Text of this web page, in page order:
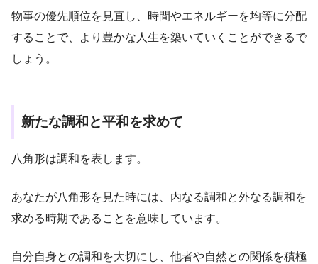
物事の優先順位を見直し、時間やエネルギーを均等に分配
することで、より豊かな人生を築いていくことができるで
しょう。
新たな調和と平和を求めて
八角形は調和を表します。
あなたが八角形を見た時には、内なる調和と外なる調和を
求める時期であることを意味しています。
自分自身との調和を大切にし、他者や自然との関係を積極